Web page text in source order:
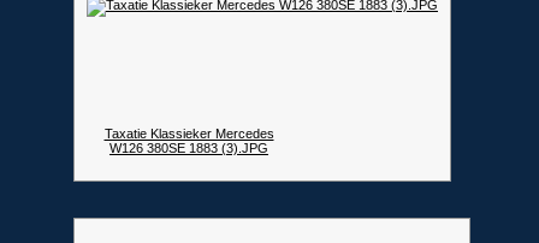
Taxatie Klassieker Mercedes
W126 380SE 1883 (3).JPG